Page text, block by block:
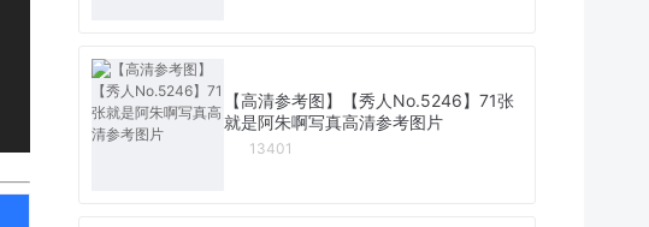
【高清参考图】【秀人No.5246】71张
就是阿朱啊写真高清参考图片
13401